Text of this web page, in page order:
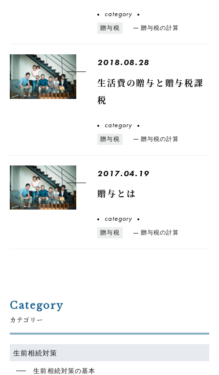
category
贈与税 贈与税の計算
2018.08.28
生活費の贈与と贈与税課
税
category
贈与税 贈与税の計算
2017.04.19
贈与とは
category
贈与税 贈与税の計算
Category
カテゴリー
生前相続対策
生前相続対策の基本